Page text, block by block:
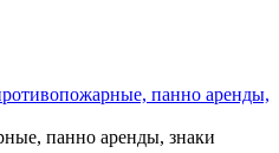
панно аренды,
панно аренды, знаки